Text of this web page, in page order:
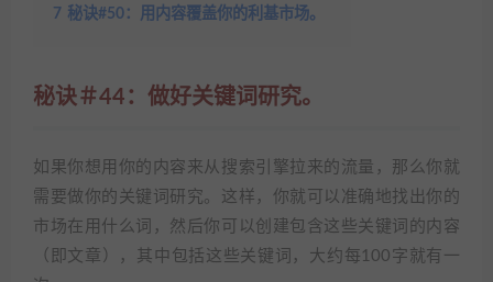
7 秘诀#50：用内容覆盖你的利基市场。
秘诀＃44：做好关键词研究。
如果你想用你的内容来从搜索引擎拉来的流量，那么你就
需要做你的关键词研究。这样，你就可以准确地找出你的
市场在用什么词，然后你可以创建包含这些关键词的内容
（即文章），其中包括这些关键词，大约每100字就有一